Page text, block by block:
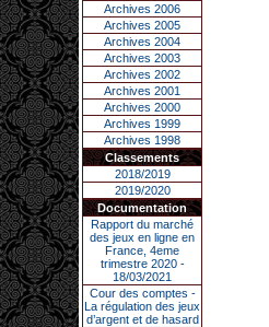
Archives 2006
Archives 2005
Archives 2004
Archives 2003
Archives 2002
Archives 2001
Archives 2000
Archives 1999
Archives 1998
Classements
2018/2019
2019/2020
Documentation
Rapport du marché
des jeux en ligne en
France, 4eme
trimestre 2020 -
18/03/2021
Cour des comptes -
La régulation des jeux
d’argent et de hasard